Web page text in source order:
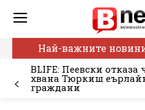
Най-важните
BLIFE: Пеевски отказа
хвана Тюркиш
граждани